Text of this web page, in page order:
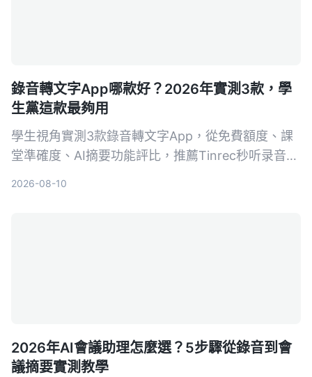
錄音轉文字App哪款好？2026年實測3款，學
生黨這款最夠用
學生視角實測3款錄音轉文字App，從免費額度、課
堂準確度、AI摘要功能評比，推薦Tinrec秒听录音，
2026-08-10
2026年AI會議助理怎麼選？5步驟從錄音到會
議摘要實測教學